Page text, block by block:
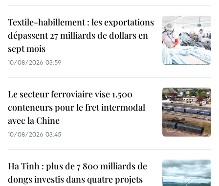
Textile-habillement : les exportations
dépassent 27 milliards de dollars en
sept mois
10/08/2026 03:59
Le secteur ferroviaire vise 1.500
conteneurs pour le fret intermodal
avec la Chine
10/08/2026 03:45
Ha Tinh : plus de 7 800 milliards de
dongs investis dans quatre projets